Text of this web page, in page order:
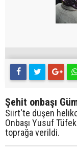
Şehit onbaşı
Siirt'te düşen
Onbaşı Yusuf
toprağa verildi.